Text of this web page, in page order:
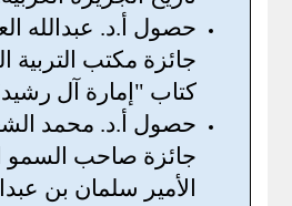
حصول أ.د. عبدالله
جائزة مكتب التربية
كتاب "إمارة آل
حصول أ.د. محمد
جائزة صاحب السمو
الأمير سلمان بن